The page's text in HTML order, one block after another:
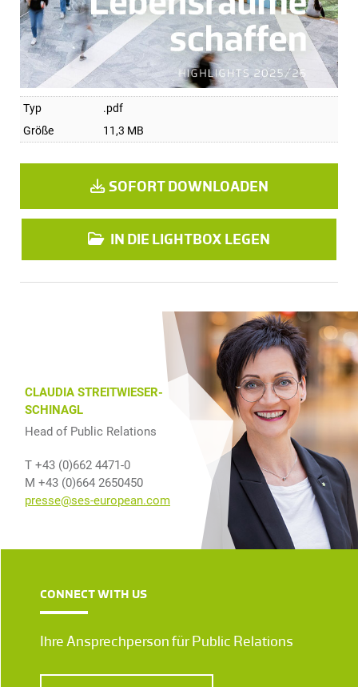
Typ
.pdf
Größe
11,3 MB
SOFORT DOWNLOADEN
IN DIE LIGHTBOX LEGEN
CLAUDIA STREITWIESER-
SCHINAGL
Head of Public Relations
T +43 (0)662 4471-0
M +43 (0)664 2650450
presse@ses-european.com
CONNECT WITH US
Ihre Ansprechperson für Public Relations